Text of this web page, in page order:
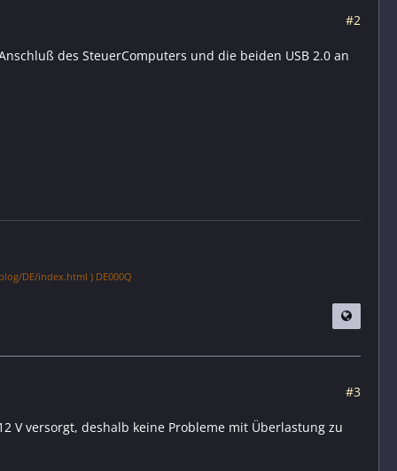
#2
des SteuerComputers und die beiden USB 2.0 an
DE/index.html ) DE000Q
#3
V versorgt, deshalb keine Probleme mit Überlastung zu